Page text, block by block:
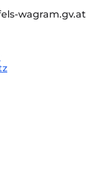
wagram.gv.at